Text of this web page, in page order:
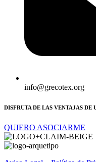
info@grecotex.org
DISFRUTA DE LAS VENTAJAS DE
QUIERO ASOCIARME